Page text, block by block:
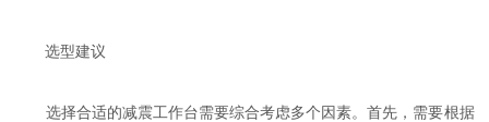
选型建议
选择合适的减震工作台需要综合考虑多个因素。首先，需要根据